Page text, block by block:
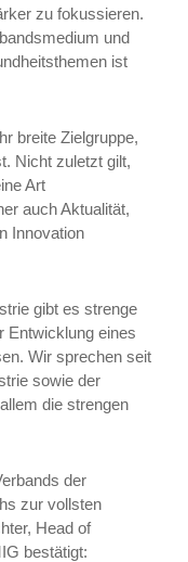
zu fokussieren.
und
ist
breite Zielgruppe,
Nicht zuletzt gilt,
Art
auch Aktualität,
Innovation
gibt es strenge
Entwicklung eines
Wir sprechen seit
sowie der
die strengen
der
zur vollsten
Head of
bestätigt: